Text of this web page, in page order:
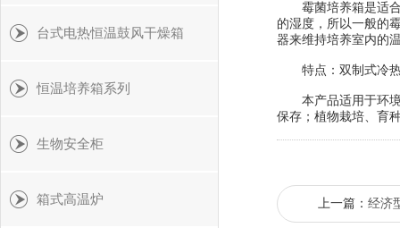
霉菌培养箱是适合
的湿度，所以一般的
器来维持培养室内的
特点：双制式冷热
本产品适用于环境
保存；植物栽培、育
上一篇： 经济
台式电热恒温鼓风干燥箱
恒温培养箱系列
生物安全柜
箱式高温炉